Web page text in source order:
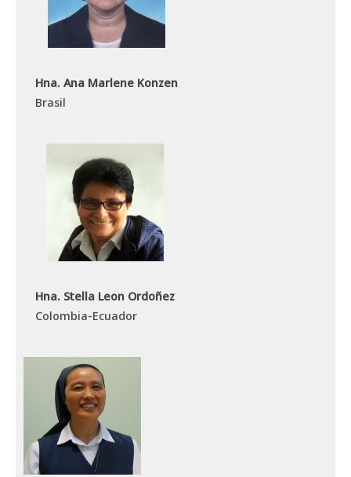
Hna. Ana Marlene Konzen
Brasil
Hna. Stella Leon Ordoñez
Colombia-Ecuador